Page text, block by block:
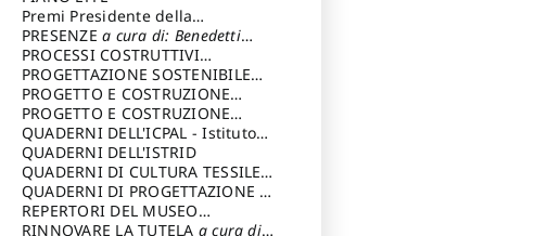
Premi Presidente della
Repubblica
PRESENZEa cura di: Benedetti
Sandro
PROCESSI COSTRUTTIVI
DELL'ARCHITETTURAa cura di:
Ippoliti Alessandro
PROGETTAZIONE SOSTENIBILE
PARTECIPATA
PROGETTO E COSTRUZIONE
DELL’ARCHITETTURA
PROGETTO E COSTRUZIONE
SOSTENIBILE
QUADERNI DELL'ICPAL - Istituto
centrale per il restauro e la
conservazione del patrimonio
archivistico e librario
QUADERNI DELL'ISTRID
QUADERNI DI CULTURA TESSILEa
cura di: Crispolti Livia
QUADERNI DI PROGETTAZIONE a
cura di: Giura Longo Tommaso
REPERTORI DEL MUSEO
CENTRALE DEL RISORGIMENTOa
RINNOVARE LA TUTELA a cura di: